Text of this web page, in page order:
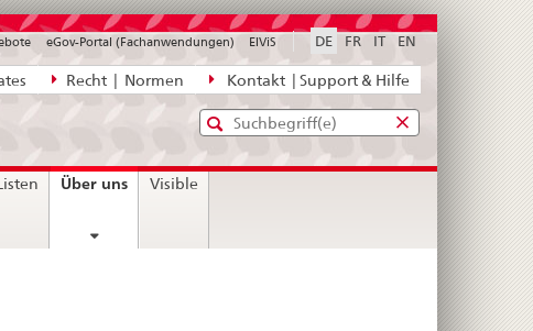
Recht | Normen Kontakt | Support & Hilfe
DE FR IT EN
eGov-Portal (Fachanwendungen) ElViS
Standard-
Suche
Eingabefenster
diefür
Über unscurrent
Visible